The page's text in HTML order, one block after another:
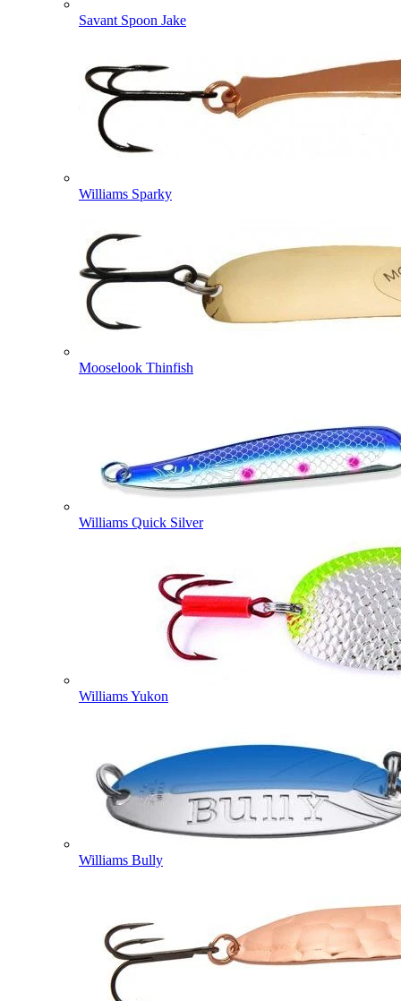
Savant Spoon Jake
Williams Sparky
Mooselook Thinfish
Williams Quick Silver
Williams Yukon
Williams Bully